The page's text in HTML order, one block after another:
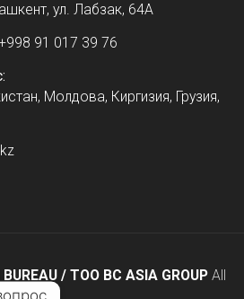
ул. Лабзак, 64А
91 017 39 76
Молдова, Киргизия, Грузия,
/ ТОО BC ASIA GROUP All